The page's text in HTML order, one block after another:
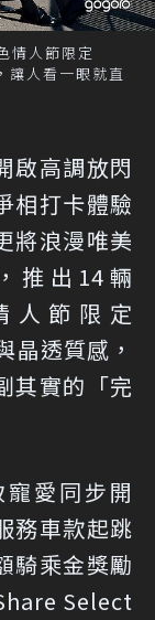
情人節限定
人看一眼就直
啟高調放閃
相打卡體驗
將浪漫唯美
推出14輛
人節限定
晶透質感，
其實的「完
愛同步開
務車款起跳
騎乘金獎勵
Select